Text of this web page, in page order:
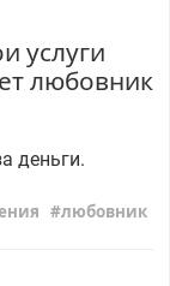
услуги
любовник
деньги.
любовник